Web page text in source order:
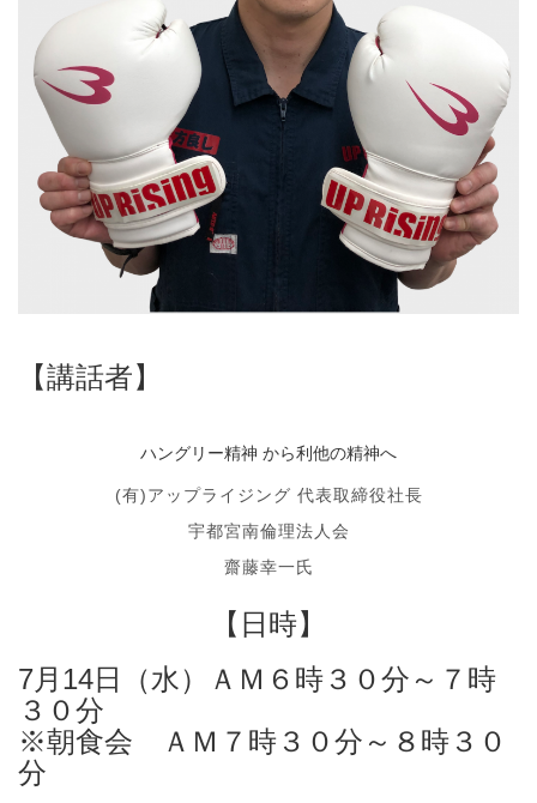
【講話者】
ハングリー精神 から利他の精神へ
(有)アップライジング 代表取締役社長
宇都宮南倫理法人会
齋藤幸一氏
【日時】
7月14日（水）ＡＭ６時３０分～７時
３０分
※朝食会 ＡＭ７時３０分～８時３０
分